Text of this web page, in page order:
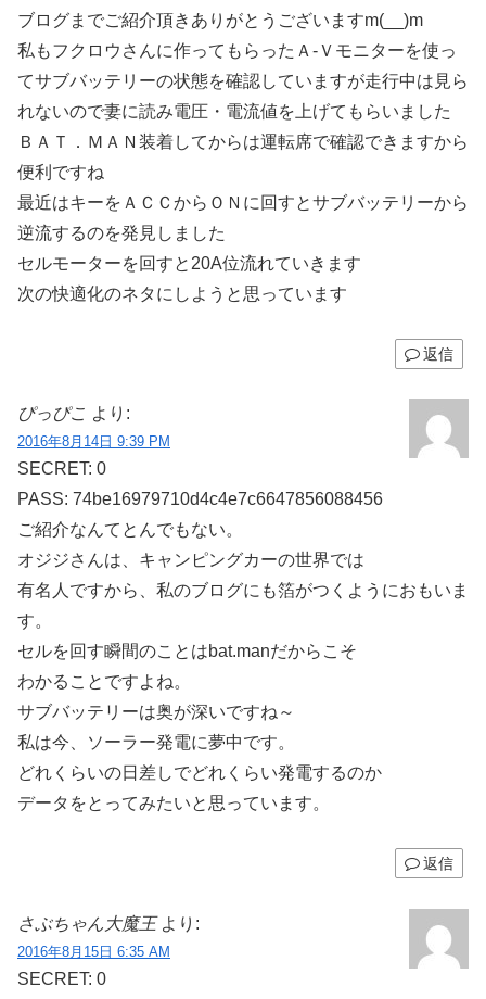
ブログまでご紹介頂きありがとうございますm(__)m
私もフクロウさんに作ってもらったＡ-Ｖモニターを使っ
てサブバッテリーの状態を確認していますが走行中は見ら
れないので妻に読み電圧・電流値を上げてもらいました
ＢＡＴ．ＭＡＮ装着してからは運転席で確認できますから
便利ですね
最近はキーをＡＣＣからＯＮに回すとサブバッテリーから
逆流するのを発見しました
セルモーターを回すと20A位流れていきます
次の快適化のネタにしようと思っています
返信
ぴっぴこ より:
2016年8月14日 9:39 PM
SECRET: 0
PASS: 74be16979710d4c4e7c6647856088456
ご紹介なんてとんでもない。
オジジさんは、キャンピングカーの世界では
有名人ですから、私のブログにも箔がつくようにおもいま
す。
セルを回す瞬間のことはbat.manだからこそ
わかることですよね。
サブバッテリーは奥が深いですね～
私は今、ソーラー発電に夢中です。
どれくらいの日差しでどれくらい発電するのか
データをとってみたいと思っています。
返信
さぶちゃん大魔王 より:
2016年8月15日 6:35 AM
SECRET: 0